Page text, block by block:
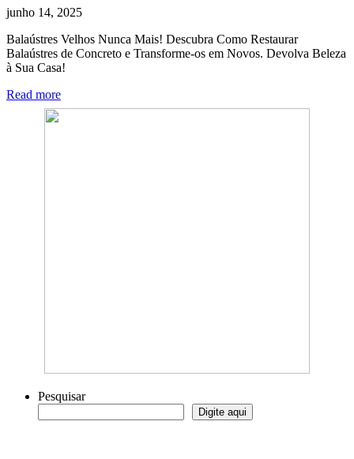
junho 14, 2025
Balaústres Velhos Nunca Mais! Descubra Como Restaurar
Balaústres de Concreto e Transforme-os em Novos. Devolva Beleza
à Sua Casa!
Read more
Pesquisar
Digite aqui